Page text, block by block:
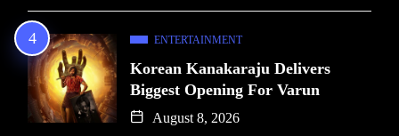
ENTERTAINMENT
Korean Kanakaraju Delivers
Biggest Opening For Varun
August 8, 2026